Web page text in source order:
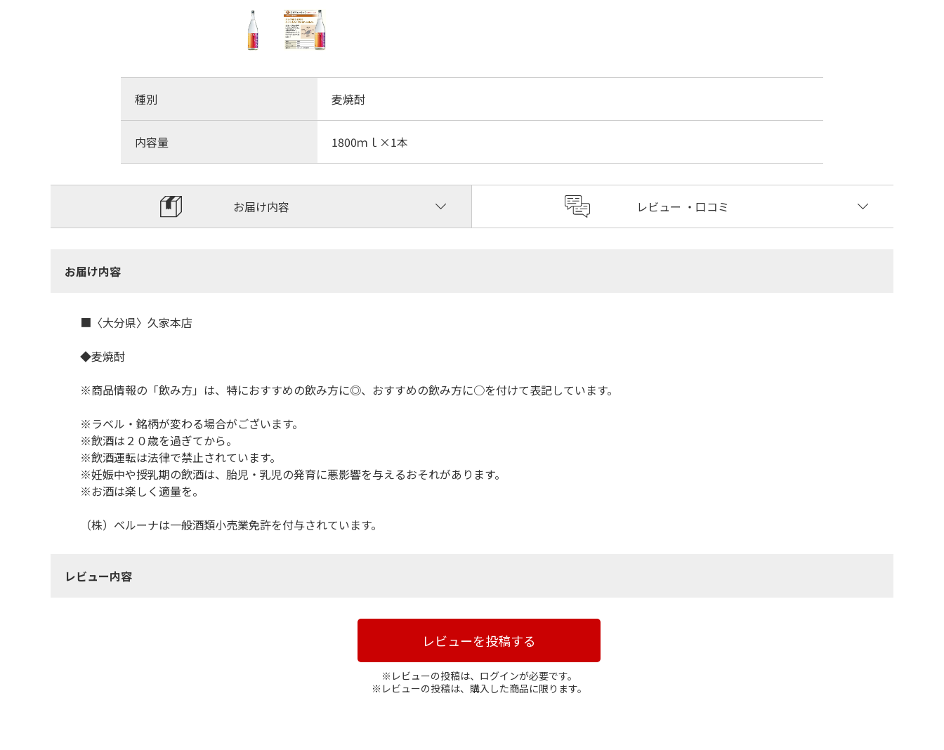
種別 麦焼酎
内容量 1800ｍｌ×1本
お届け内容 レビュー ・口コミ
お届け内容
■〈大分県〉久家本店
◆麦焼酎
※商品情報の「飲み方」は、特におすすめの飲み方に◎、おすすめの飲み方に○を付けて表記しています。
※ラベル・銘柄が変わる場合がございます。
※飲酒は２０歳を過ぎてから。
※飲酒運転は法律で禁止されています。
※妊娠中や授乳期の飲酒は、胎児・乳児の発育に悪影響を与えるおそれがあります。
※お酒は楽しく適量を。
（株）ベルーナは一般酒類小売業免許を付与されています。
レビュー内容
レビューを投稿する
※レビューの投稿は、ログインが必要です。
※レビューの投稿は、購入した商品に限ります。